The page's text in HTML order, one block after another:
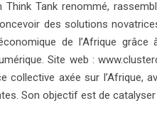
Tank renommé,
des solutions
de l’Afrique
Site web :
collective axée sur l’Afrique,
Son objectif est de